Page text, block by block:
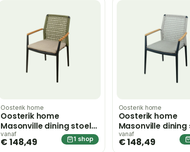
Oosterik home
Oosterik home
Masonville dining stoel
midnight grey forest
green – beige;grijs
vanaf
€ 148,49 1 shop
Oosterik home
Oosterik home
Masonville dining
midnight grey
creme –
vanaf
€ 148,49